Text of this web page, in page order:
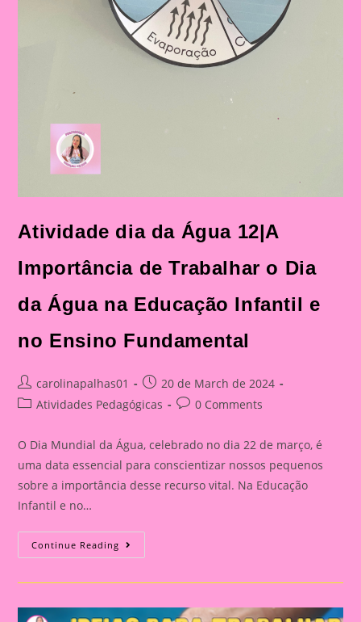
Atividade dia da Água 12|A
Importância de Trabalhar o Dia
da Água na Educação Infantil e
no Ensino Fundamental
Post
author:
carolinapalhas01
Post
published:
20 de March de 2024
PostAtividades Pedagógicas
Post0 Comments
O Dia Mundial da Água, celebrado no dia 22 de março, é
uma data essencial para conscientizar nossos pequenos
sobre a importância desse recurso vital. Na Educação
Infantil e no…
Continue Reading Atividade
Dia
Água
De